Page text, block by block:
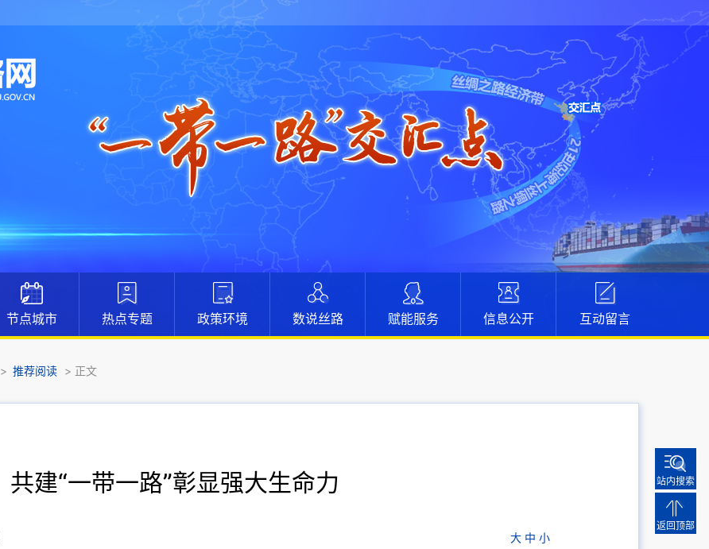
站内搜索
返回顶部
节点城市 热点专题 政策环境 数说丝路 赋能服务 信息公开 互动留言
> 推荐阅读 > 正文
共建“一带一路”彰显强大生命力
大 中 小